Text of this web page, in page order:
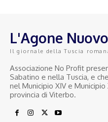
L'Agone Nuovo
Il giornale della Tuscia
Associazione No Profit
Sabatino e nella Tuscia, e
nel Municipio XIV e
provincia di Viterbo.